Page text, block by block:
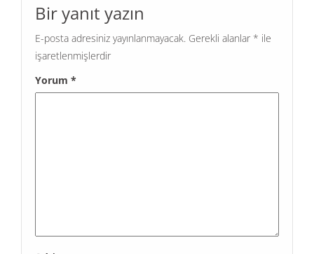
Bir yanıt yazın
E-posta adresiniz yayınlanmayacak. Gerekli alanlar * ile
işaretlenmişlerdir
Yorum *